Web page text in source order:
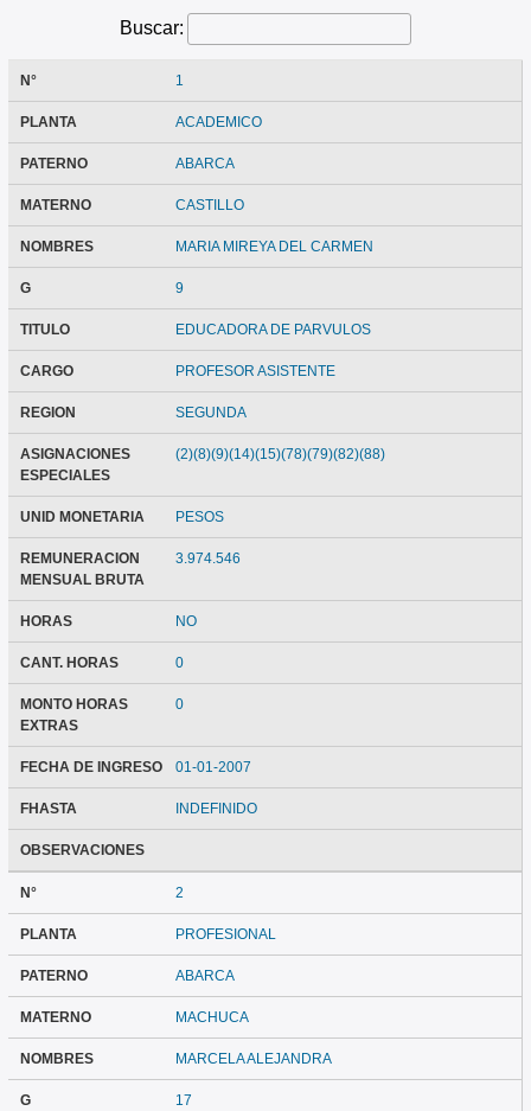
Buscar:
N° 1
PLANTA ACADEMICO
PATERNO ABARCA
MATERNO CASTILLO
NOMBRES MARIA MIREYA DEL CARMEN
G 9
TITULO EDUCADORA DE PARVULOS
CARGO PROFESOR ASISTENTE
REGION SEGUNDA
ASIGNACIONES
ESPECIALES
(2)(8)(9)(14)(15)(78)(79)(82)(88)
UNID MONETARIA PESOS
REMUNERACION
MENSUAL BRUTA
3.974.546
HORAS NO
CANT. HORAS 0
MONTO HORAS
EXTRAS
0
FECHA DE INGRESO 01-01-2007
FHASTA INDEFINIDO
OBSERVACIONES
N° 2
PLANTA PROFESIONAL
PATERNO ABARCA
MATERNO MACHUCA
NOMBRES MARCELA ALEJANDRA
G 17